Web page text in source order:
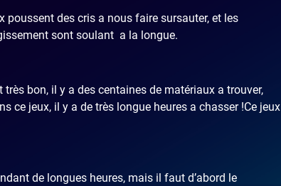
poussent des cris a nous faire sursauter, et les
sont soulant a la longue.
bon, il y a des centaines de matériaux a trouver,
ce jeux, il y a de très longue heures a chasser !Ce jeux
de longues heures, mais il faut d’abord le